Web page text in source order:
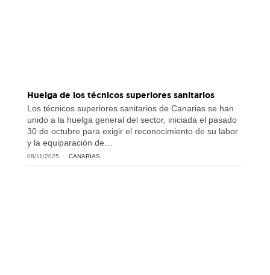
Huelga de los técnicos superiores sanitarios
Los técnicos superiores sanitarios de Canarias se han
unido a la huelga general del sector, iniciada el pasado
30 de octubre para exigir el reconocimiento de su labor
y la equiparación de…
08/11/2025 CANARIAS